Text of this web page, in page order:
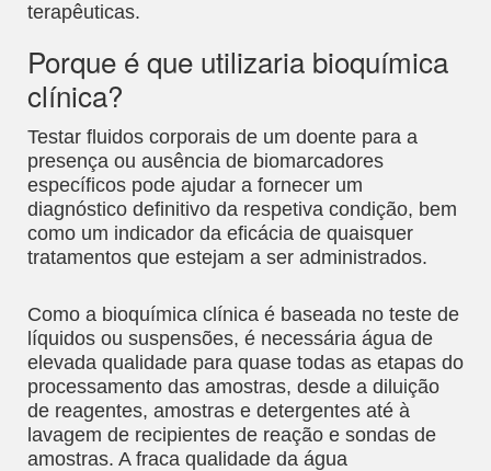
terapêuticas.
Porque é que utilizaria bioquímica
clínica?
Testar fluidos corporais de um doente para a
presença ou ausência de biomarcadores
específicos pode ajudar a fornecer um
diagnóstico definitivo da respetiva condição, bem
como um indicador da eficácia de quaisquer
tratamentos que estejam a ser administrados.
Como a bioquímica clínica é baseada no teste de
líquidos ou suspensões, é necessária água de
elevada qualidade para quase todas as etapas do
processamento das amostras, desde a diluição
de reagentes, amostras e detergentes até à
lavagem de recipientes de reação e sondas de
amostras. A fraca qualidade da água